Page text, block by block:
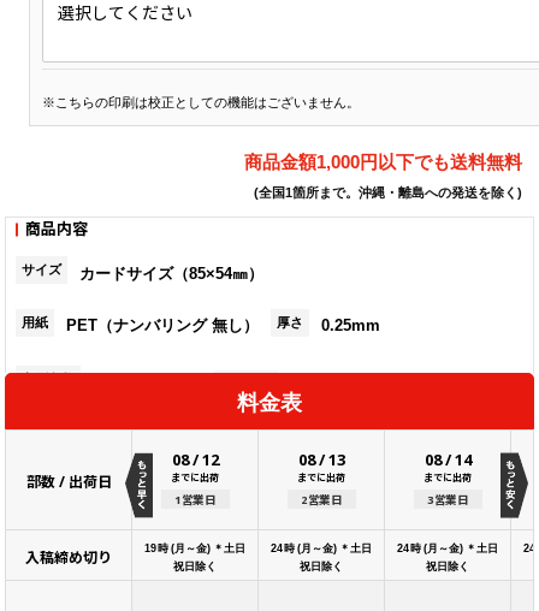
選択してください
※こちらの印刷は校正としての機能はございません。
商品金額1,000円以下でも送料無料
(全国1箇所まで。沖縄・離島への発送を除く)
商品内容
サイズ カードサイズ（85×54㎜）
用紙 PET（ナンバリング 無し） 厚さ 0.25mm
ページ
料金表
部数 / 出荷日
08/12
までに出荷
1営業日
08/13
までに出荷
2営業日
08/14
までに出荷
3営業日
入稿締め切り 19時 (月～金) ＊土日
祝日除く
24時 (月～金) ＊土日
祝日除く
24時 (月～金) ＊土日
祝日除く
24